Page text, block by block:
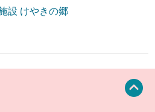
設 けやきの郷